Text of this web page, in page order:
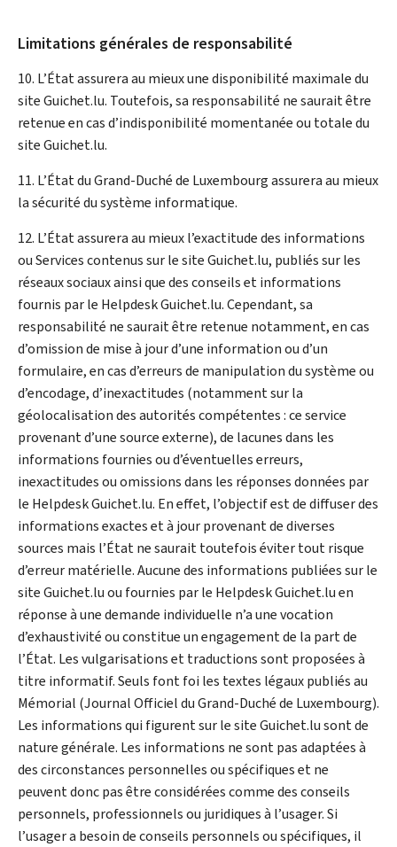
Limitations générales de responsabilité
10. L’État assurera au mieux une disponibilité maximale du
site Guichet.lu. Toutefois, sa responsabilité ne saurait être
retenue en cas d’indisponibilité momentanée ou totale du
site Guichet.lu.
11. L’État du Grand-Duché de Luxembourg assurera au mieux
la sécurité du système informatique.
12. L’État assurera au mieux l’exactitude des informations
ou Services contenus sur le site Guichet.lu, publiés sur les
réseaux sociaux ainsi que des conseils et informations
fournis par le HelpdeskGuichet.lu. Cependant, sa
responsabilité ne saurait être retenue notamment, en cas
d’omission de mise à jour d’une information ou d’un
formulaire, en cas d’erreurs de manipulation du système ou
d’encodage, d’inexactitudes (notamment sur la
géolocalisation des autorités compétentes : ce service
provenant d’une source externe), de lacunes dans les
informations fournies ou d’éventuelles erreurs,
inexactitudes ou omissions dans les réponses données par
le HelpdeskGuichet.lu. En effet, l’objectif est de diffuser des
informations exactes et à jour provenant de diverses
sources mais l’État ne saurait toutefois éviter tout risque
d’erreur matérielle. Aucune des informations publiées sur le
site Guichet.lu ou fournies par le HelpdeskGuichet.lu en
réponse à une demande individuelle n’a une vocation
d’exhaustivité ou constitue un engagement de la part de
l’État. Les vulgarisations et traductions sont proposées à
titre informatif. Seuls font foi les textes légaux publiés au
Mémorial (Journal Officiel du Grand-Duché de Luxembourg).
Les informations qui figurent sur le site Guichet.lu sont de
nature générale. Les informations ne sont pas adaptées à
des circonstances personnelles ou spécifiques et ne
peuvent donc pas être considérées comme des conseils
personnels, professionnels ou juridiques à l’usager. Si
l’usager a besoin de conseils personnels ou spécifiques, il